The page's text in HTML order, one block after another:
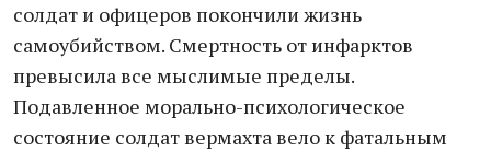
солдат и офицеров покончили жизнь
самоубийством. Смертность от инфарктов
превысила все мыслимые пределы.
Подавленное морально-психологическое
состояние солдат вермахта вело к фатальным